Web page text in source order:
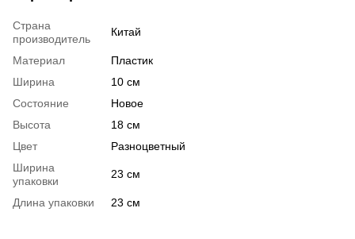
Страна
производитель
Китай
Материал
Пластик
Ширина
10 см
Состояние
Новое
Высота
18 см
Цвет
Разноцветный
Ширина
упаковки
23 см
Длина упаковки 23 см